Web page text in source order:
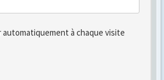
automatiquement à chaque visite